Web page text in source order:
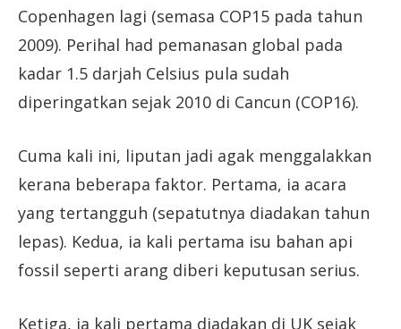
Copenhagen lagi (semasa COP15 pada tahun
2009). Perihal had pemanasan global pada
kadar 1.5 darjah Celsius pula sudah
diperingatkan sejak 2010 di Cancun (COP16).
Cuma kali ini, liputan jadi agak menggalakkan
kerana beberapa faktor. Pertama, ia acara
yang tertangguh (sepatutnya diadakan tahun
lepas). Kedua, ia kali pertama isu bahan api
fossil seperti arang diberi keputusan serius.
Ketiga, ia kali pertama diadakan di UK sejak